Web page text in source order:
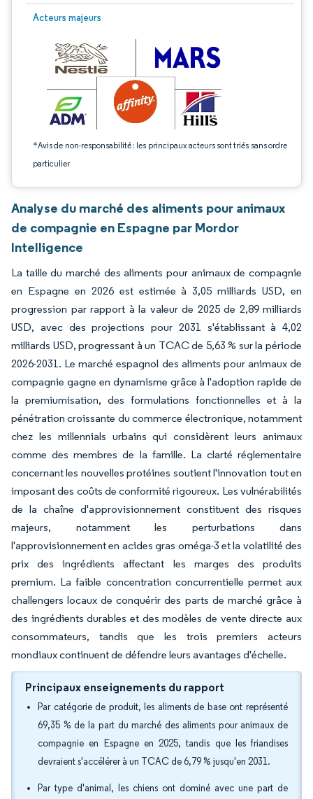
Acteurs majeurs
*Avis de non-responsabilité : les principaux acteurs sont triés sans ordre
particulier
Image © Mordor Intelligence. La réutilisation nécessite une attribution sous CC
Analyse du marché des aliments pour animaux
de compagnie en Espagne par Mordor
Intelligence
La taille du marché des aliments pour animaux de compagnie
en Espagne en 2026 est estimée à 3,05 milliards USD, en
progression par rapport à la valeur de 2025 de 2,89 milliards
USD, avec des projections pour 2031 s'établissant à 4,02
milliards USD, progressant à un TCAC de 5,63 % sur la période
2026-2031. Le marché espagnol des aliments pour animaux de
compagnie gagne en dynamisme grâce à l'adoption rapide de
la premiumisation, des formulations fonctionnelles et à la
pénétration croissante du commerce électronique, notamment
chez les millennials urbains qui considèrent leurs animaux
comme des membres de la famille. La clarté réglementaire
concernant les nouvelles protéines soutient l'innovation tout en
imposant des coûts de conformité rigoureux. Les vulnérabilités
de la chaîne d'approvisionnement constituent des risques
majeurs, notamment les perturbations dans
l'approvisionnement en acides gras oméga-3 et la volatilité des
prix des ingrédients affectant les marges des produits
premium. La faible concentration concurrentielle permet aux
challengers locaux de conquérir des parts de marché grâce à
des ingrédients durables et des modèles de vente directe aux
consommateurs, tandis que les trois premiers acteurs
mondiaux continuent de défendre leurs avantages d'échelle.
Principaux enseignements du rapport
Par catégorie de produit, les aliments de base ont représenté
69,35 % de la part du marché des aliments pour animaux de
compagnie en Espagne en 2025, tandis que les friandises
devraient s'accélérer à un TCAC de 6,79 % jusqu'en 2031.
Par type d'animal, les chiens ont dominé avec une part de